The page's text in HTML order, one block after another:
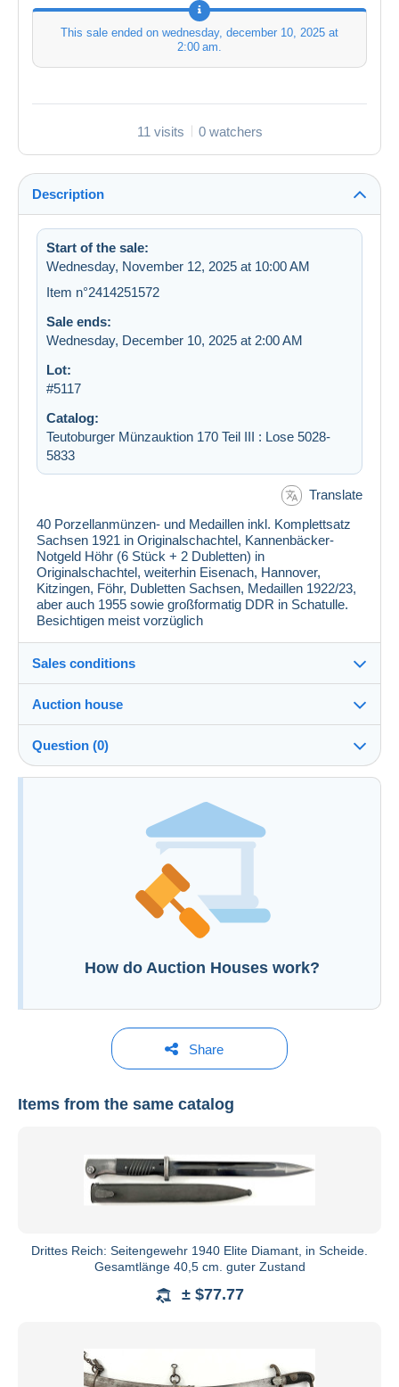
This sale ended on wednesday, december 10, 2025 at
2:00 am
11 visits 0 watchers
Description
Start of the sale:
Wednesday, November 12, 2025 at 10:00 AM
Item n°2414251572
Sale ends:
Wednesday, December 10, 2025 at 2:00 AM
Lot:
#5117
Catalog:
Teutoburger Münzauktion 170 Teil III : Lose 5028-
5833
Translate
40 Porzellanmünzen- und Medaillen inkl. Komplettsatz
Sachsen 1921 in Originalschachtel, Kannenbäcker-
Notgeld Höhr (6 Stück + 2 Dubletten) in
Originalschachtel, weiterhin Eisenach, Hannover,
Kitzingen, Föhr, Dubletten Sachsen, Medaillen 1922/23,
aber auch 1955 sowie großformatig DDR in Schatulle.
Besichtigen meist vorzüglich
Sales conditions
Fee for buyer : 22 %
Auction house
Question (0)
You must open a session to ask a question.
Open a session
How do Auction Houses work?
Share
Items from the same catalog
Drittes Reich: Seitengewehr 1940 Elite Diamant, in Scheide.
Gesamtlänge 40,5 cm. guter Zustand
± $77.77